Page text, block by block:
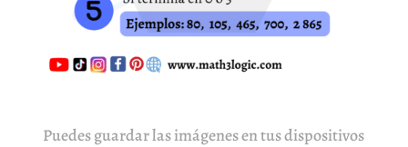
Puedes guardar las imágenes en tus dispositivos